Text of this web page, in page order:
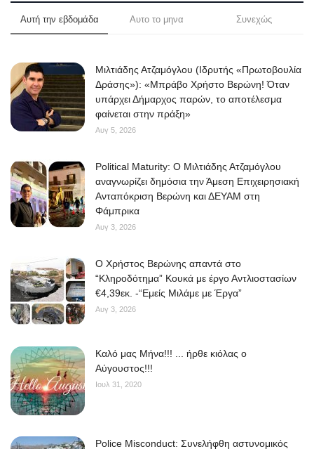
Αυτή την εβδομάδα Αυτο το μηνα Συνεχώς
Μιλτιάδης Ατζαμόγλου (Ιδρυτής «Πρωτοβουλία
Δράσης»): «Μπράβο Χρήστο Βερώνη! Όταν
υπάρχει Δήμαρχος παρών, το αποτέλεσμα
φαίνεται στην πράξη»
Αυγ 5, 2026
Political Maturity: Ο Μιλτιάδης Ατζαμόγλου
αναγνωρίζει δημόσια την Άμεση Επιχειρησιακή
Ανταπόκριση Βερώνη και ΔΕΥΑΜ στη
Φάμπρικα
Αυγ 3, 2026
O Χρήστος Βερώνης απαντά στο
“Κληροδότημα” Κουκά με έργο Αντλιοστασίων
€4,39εκ. -“Εμείς Μιλάμε με Έργα”
Αυγ 3, 2026
Kαλό μας Μήνα!!! ... ήρθε κιόλας ο
Αύγουστος!!!
Ιουλ 31, 2020
Police Misconduct: Συνελήφθη αστυνομικός